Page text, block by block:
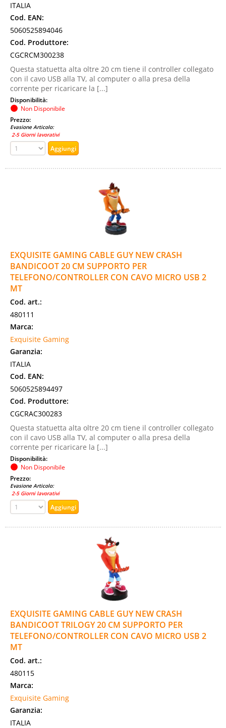
ITALIA
Cod. EAN:
5060525894046
Cod. Produttore:
CGCRCM300238
Questa statuetta alta oltre 20 cm tiene il controller collegato
con il cavo USB alla TV, al computer o alla presa della
corrente per ricaricare la [...]
Disponibilità:
Non Disponibile
Prezzo:
Evasione Articolo:
2-5 Giorni lavorativi
EXQUISITE GAMING CABLE GUY NEW CRASH
BANDICOOT 20 CM SUPPORTO PER
TELEFONO/CONTROLLER CON CAVO MICRO USB 2
MT
Cod. art.:
480111
Marca:
Exquisite Gaming
Garanzia:
ITALIA
Cod. EAN:
5060525894497
Cod. Produttore:
CGCRAC300283
Questa statuetta alta oltre 20 cm tiene il controller collegato
con il cavo USB alla TV, al computer o alla presa della
corrente per ricaricare la [...]
Disponibilità:
Non Disponibile
Prezzo:
Evasione Articolo:
2-5 Giorni lavorativi
EXQUISITE GAMING CABLE GUY NEW CRASH
BANDICOOT TRILOGY 20 CM SUPPORTO PER
TELEFONO/CONTROLLER CON CAVO MICRO USB 2
MT
Cod. art.:
480115
Marca:
Exquisite Gaming
Garanzia:
ITALIA